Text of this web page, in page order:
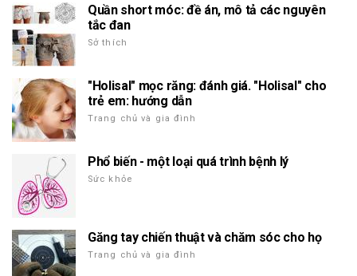
Quần short móc: đề án, mô tả các nguyên
tắc đan
Sở thích
"Holisal" mọc răng: đánh giá. "Holisal" cho
trẻ em: hướng dẫn
Trang chủ và gia đình
Phổ biến - một loại quá trình bệnh lý
Sức khỏe
Găng tay chiến thuật và chăm sóc cho họ
Trang chủ và gia đình